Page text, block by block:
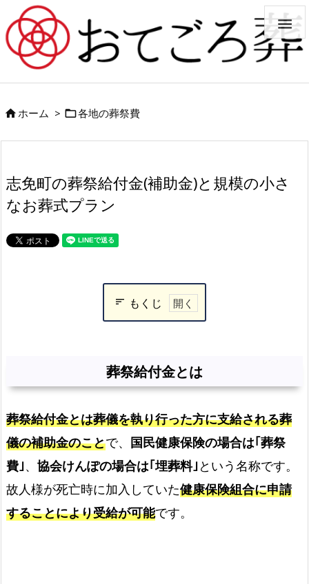

ホーム > 各地の葬祭費
志免町の葬祭給付金(補助金)と規模の小さ
なお葬式プラン
もくじ
葬
給
付
と
は
志
免
で
葬祭給付金とは
葬祭給付金とは葬儀を執り行った方に支給される葬
儀の補助金のことで、 国民健康保険の場合は｢葬祭
費｣、 協会けんぽの場合は｢埋葬料｣という名称です。
故人様が死亡時に加入していた健康保険組合に申請
することにより受給が可能です。